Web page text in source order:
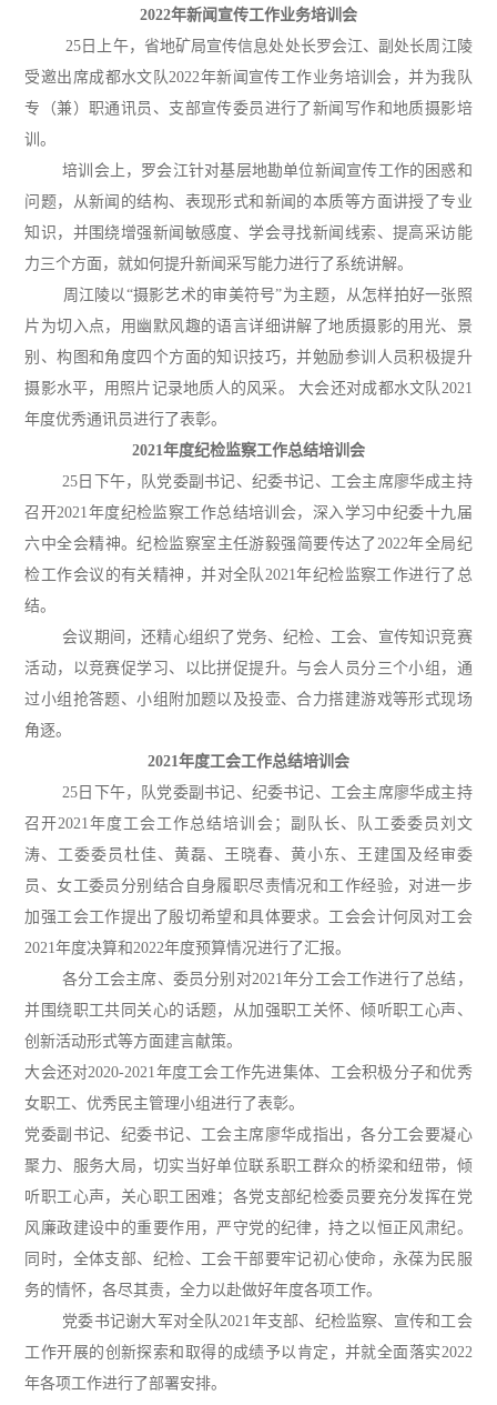
2022年新闻宣传工作业务培训会
25日上午，省地矿局宣传信息处处长罗会江、副处长周江陵
受邀出席成都水文队2022年新闻宣传工作业务培训会，并为我队
专（兼）职通讯员、支部宣传委员进行了新闻写作和地质摄影培
训。
培训会上，罗会江针对基层地勘单位新闻宣传工作的困惑和
问题，从新闻的结构、表现形式和新闻的本质等方面讲授了专业
知识，并围绕增强新闻敏感度、学会寻找新闻线索、提高采访能
力三个方面，就如何提升新闻采写能力进行了系统讲解。
周江陵以“摄影艺术的审美符号”为主题，从怎样拍好一张照
片为切入点，用幽默风趣的语言详细讲解了地质摄影的用光、景
别、构图和角度四个方面的知识技巧，并勉励参训人员积极提升
摄影水平，用照片记录地质人的风采。 大会还对成都水文队2021
年度优秀通讯员进行了表彰。
2021年度纪检监察工作总结培训会
25日下午，队党委副书记、纪委书记、工会主席廖华成主持
召开2021年度纪检监察工作总结培训会，深入学习中纪委十九届
六中全会精神。纪检监察室主任游毅强简要传达了2022年全局纪
检工作会议的有关精神，并对全队2021年纪检监察工作进行了总
结。
会议期间，还精心组织了党务、纪检、工会、宣传知识竞赛
活动，以竞赛促学习、以比拼促提升。与会人员分三个小组，通
过小组抢答题、小组附加题以及投壶、合力搭建游戏等形式现场
角逐。
2021年度工会工作总结培训会
25日下午，队党委副书记、纪委书记、工会主席廖华成主持
召开2021年度工会工作总结培训会；副队长、队工委委员刘文
涛、工委委员杜佳、黄磊、王晓春、黄小东、王建国及经审委
员、女工委员分别结合自身履职尽责情况和工作经验，对进一步
加强工会工作提出了殷切希望和具体要求。 工会会计何凤对工会
2021年度决算和2022年度预算情况进行了汇报。
各分工会主席、委员分别对2021年分工会工作进行了总结，
并围绕职工共同关心的话题，从加强职工关怀、倾听职工心声、
创新活动形式等方面建言献策。
大会还对2020-2021年度工会工作先进集体、工会积极分子和优秀
女职工、优秀民主管理小组进行了表彰。
党委副书记、纪委书记、工会主席廖华成指出，各分工会要凝心
聚力、服务大局，切实当好单位联系职工群众的桥梁和纽带，倾
听职工心声，关心职工困难；各党支部纪检委员要充分发挥在党
风廉政建设中的重要作用，严守党的纪律，持之以恒正风肃纪。
同时，全体支部、纪检、工会干部要牢记初心使命，永葆为民服
务的情怀，各尽其责，全力以赴做好年度各项工作。
党委书记谢大军对全队2021年支部、纪检监察、宣传和工会
工作开展的创新探索和取得的成绩予以肯定，并就全面落实2022
年各项工作进行了部署安排。